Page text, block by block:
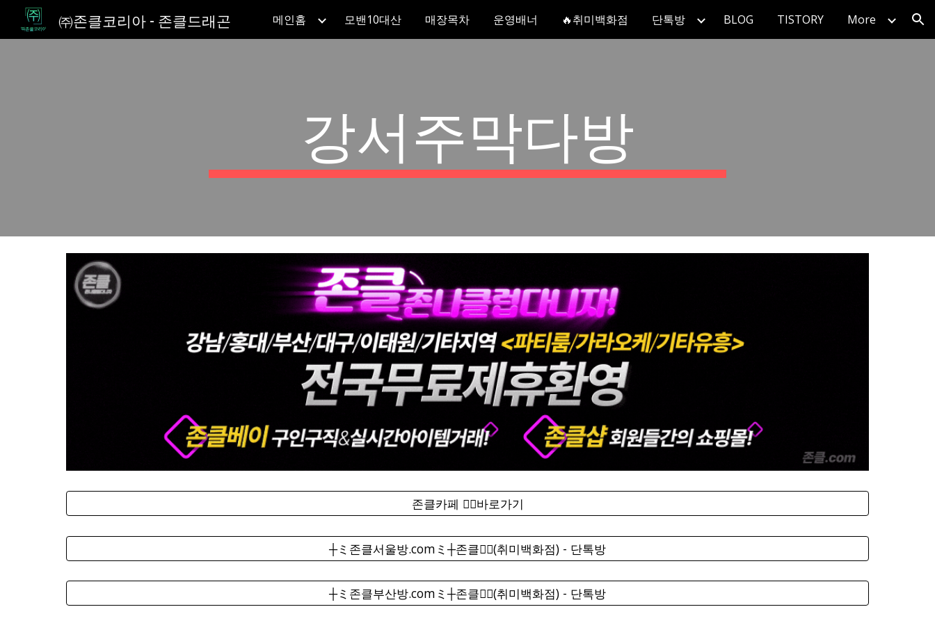
Skip to main content Skip to navigation
㈜존클코리아 - 존클드래곤 메인홈 모밴10대산 매장목차 운영배너 🔥취미백화점 단톡방 BLOG TISTORY More
강서주막다방
존클카페 ❤️‍🔥바로가기
┼ミ존클서울방.comミ┼존클❤️‍🔥(취미백화점) - 단톡방
┼ミ존클부산방.comミ┼존클❤️‍🔥(취미백화점) - 단톡방